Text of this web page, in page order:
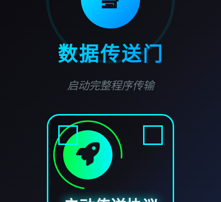
数据传送门
启动完整程序传输